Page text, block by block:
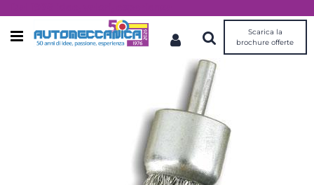
Open menu
Scarica la
brochure offerte